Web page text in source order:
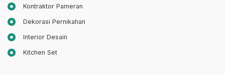
Kontraktor Pameran
Dekorasi Pernikahan
Interior Desain
Kitchen Set